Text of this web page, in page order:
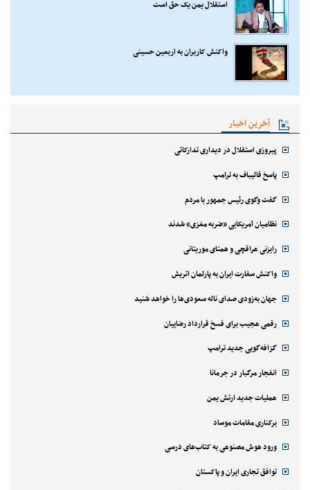
استقلال یمن یک حق است
واکنش کاربران به اربعین حسینی
آخرین اخبار
پیروزی استقلال در دیداری تدارکاتی
پاسخ قالیباف به ترامپ
گفت وگوی رئیس جمهور با مردم
نظامیان آمریکایی «ضربه مغزی» شدند
رایزنی عراقچی و همتای موریتانی
واکنش سفارت ایران به پارلمان اتریش
جهان به‌زودی صدای ناله سعودی‌ها را خواهد شنید
رقمی عجیب برای فسخ قرارداد رضاییان
گزافه‌گویی جدید ترامپ
انفجار مرگبار در جرمانا
عملیات جدید ارتش یمن
برکناری مقامات موساد
ورود هوش مصنوعی به کتاب‌های درسی
توافق تجاری ایران و پاکستان